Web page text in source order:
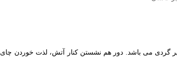
گردی می باشد. دور هم نشستن کنار آتش، لذت خوردن چای